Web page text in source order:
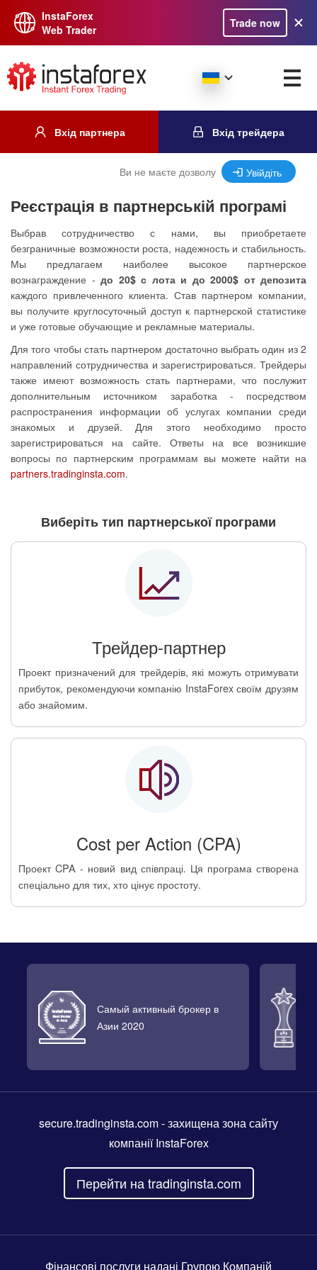
InstaForex
Web Trader
Trade now
Вхід партнера Вхід трейдера
Ви не маєте дозволу Увійдіть
Реєстрація в партнерській програмі
Выбрав сотрудничество с нами, вы приобретаете
безграничные возможности роста, надежность и стабильность.
Мы предлагаем наиболее высокое партнерское
вознаграждение - до 20$ с лота и до 2000$ от депозита
каждого привлеченного клиента. Став партнером компании,
вы получите круглосуточный доступ к партнерской статистике
и уже готовые обучающие и рекламные материалы.
Для того чтобы стать партнером достаточно выбрать один из 2
направлений сотрудничества и зарегистрироваться. Трейдеры
также имеют возможность стать партнерами, что послужит
дополнительным источником заработка - посредством
распространения информации об услугах компании среди
знакомых и друзей. Для этого необходимо просто
зарегистрироваться на сайте. Ответы на все возникшие
вопросы по партнерским программам вы можете найти на
partners.tradinginsta.com.
Виберіть тип партнерської програми
Трейдер-партнер
Проект призначений для трейдерів, які можуть отримувати
прибуток, рекомендуючи компанію InstaForex своїм друзям
або знайомим.
Cost per Action (CPA)
Проект CPA - новий вид співпраці. Ця програма створена
спеціально для тих, хто цінує простоту.
Самый активный брокер в
Азии 2020
secure.tradinginsta.com- захищена зона сайту
компанії InstaForex
Перейти на tradinginsta.com
Фінансові послуги надані Групою Компаній